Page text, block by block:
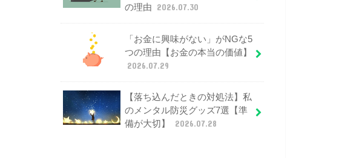
の理由
2026.07.30
「お金に興味がない」がNGな5
つの理由【お金の本当の価値】
2026.07.29
【落ち込んだときの対処法】私
のメンタル防災グッズ7選【準
備が大切】
2026.07.28